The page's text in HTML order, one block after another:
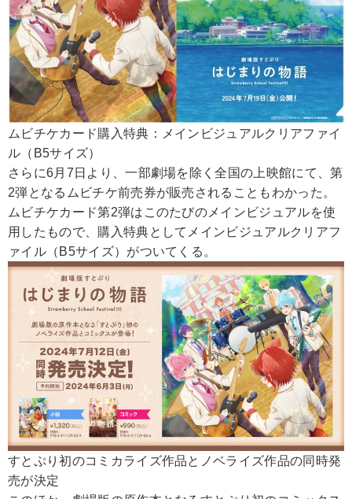
ムビチケカード購入特典：メインビジュアルクリアファイ
ル（B5サイズ）
さらに6月7日より、一部劇場を除く全国の上映館にて、第
2弾となるムビチケ前売券が販売されることもわかった。
ムビチケカード第2弾はこのたびのメインビジュアルを使
用したもので、購入特典としてメインビジュアルクリアフ
ァイル（B5サイズ）がついてくる。
すとぷり初のコミカライズ作品とノベライズ作品の同時発
売が決定